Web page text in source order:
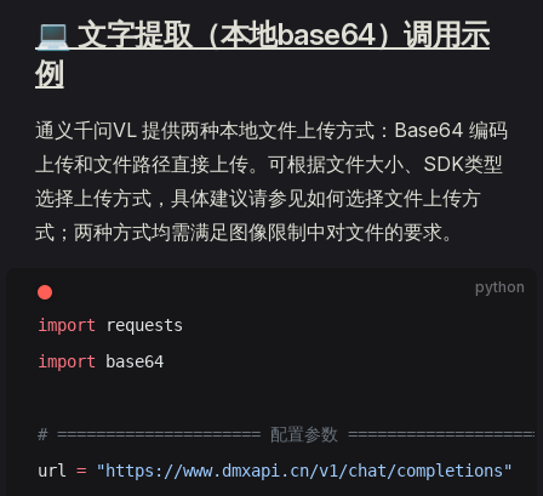
💻 文字提取（本地base64）调用示
例
通义千问VL 提供两种本地文件上传方式：Base64 编码
上传和文件路径直接上传。可根据文件大小、SDK类型
选择上传方式，具体建议请参见如何选择文件上传方
式；两种方式均需满足图像限制中对文件的要求。
python
import requests
import base64
# ===================== 配置参数
url = "https://www.dmxapi.cn/v1/chat/completions"